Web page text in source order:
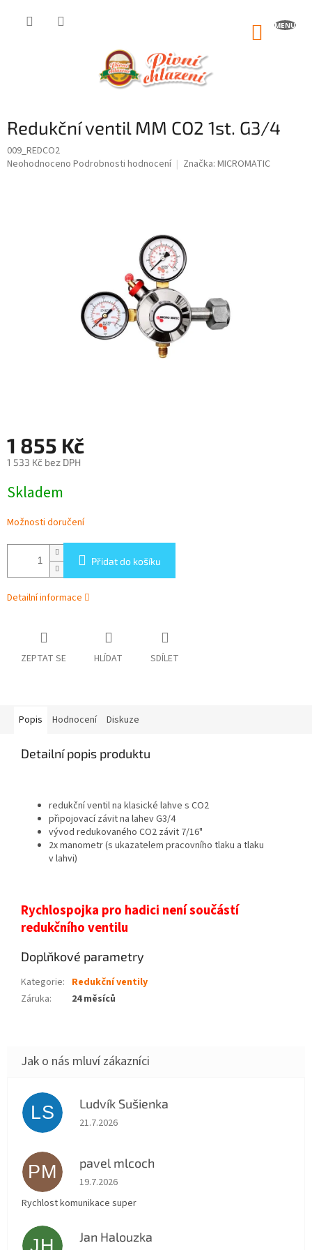
Redukční ventil MM CO2 1st. G3/4
009_REDCO2
Průměrné
Neohodnoceno Podrobnosti hodnocení Značka: MICROMATIC
1 855 Kč
1 533 Kč bez DPH
cena:
Skladem
Možnosti doručení
Přidat do košíku
Detailní informace
ZEPTAT SE HLÍDAT SDÍLET
Popis Hodnocení Diskuze
Detailní popis produktu
redukční ventil na klasické lahve s CO2
připojovací závit na lahev G3/4
vývod redukovaného CO2 závit 7/16"
2x manometr (s ukazatelem pracovního tlaku a tlaku
v lahvi)
Rychlospojka pro hadici není součástí
redukčního ventilu
Doplňkové parametry
Kategorie: Redukční ventily
Záruka: 24 měsíců
LS Ludvík Sušienka
Hodnocení obchodu je 5 z 5 hvězdiček.
21.7.2026
PM pavel mlcoch
Hodnocení obchodu je 5 z 5 hvězdiček.
19.7.2026
Rychlost komunikace super
Jan Halouzka